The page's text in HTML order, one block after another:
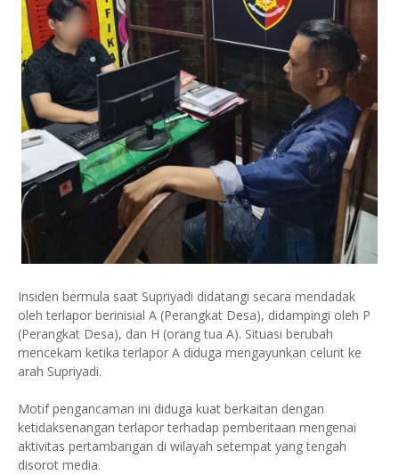
Insiden bermula saat Supriyadi didatangi secara mendadak
oleh terlapor berinisial A (Perangkat Desa), didampingi oleh P
(Perangkat Desa), dan H (orang tua A). Situasi berubah
mencekam ketika terlapor A diduga mengayunkan celurit ke
arah Supriyadi.
Motif pengancaman ini diduga kuat berkaitan dengan
ketidaksenangan terlapor terhadap pemberitaan mengenai
aktivitas pertambangan di wilayah setempat yang tengah
disorot media.